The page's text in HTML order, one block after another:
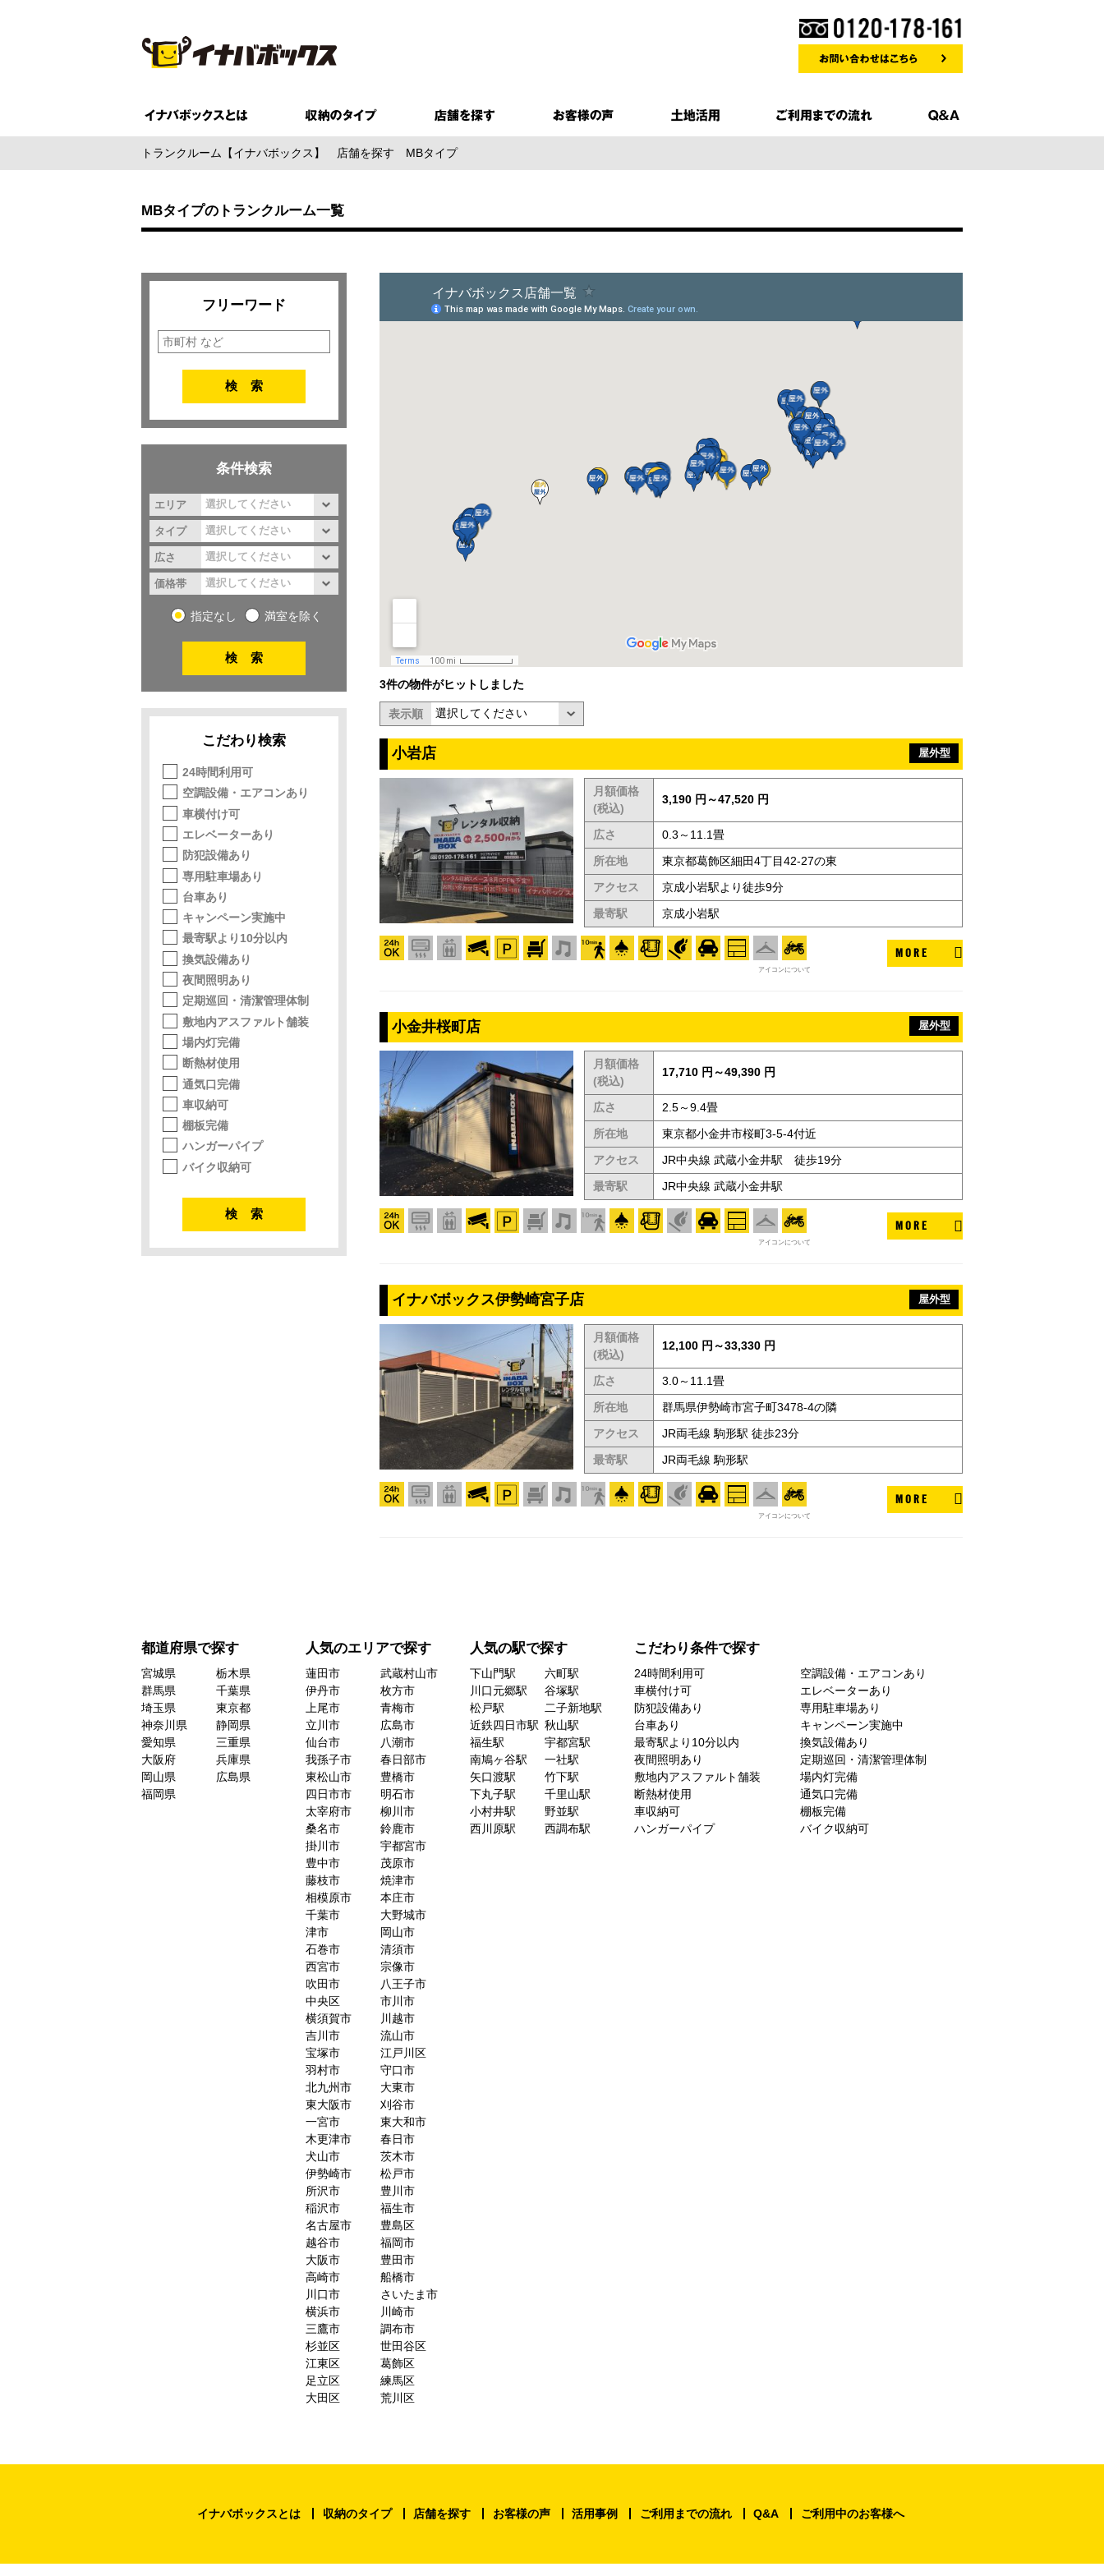
トランクルーム【イナバボックス】 店舗を探す MBタイプ
MBタイプのトランクルーム一覧
3件の物件がヒットしました
表示順
小岩店 屋外型
月額価格
(税込)
3,190 円～47,520 円
広さ
0.3～11.1畳
所在地
東京都葛飾区細田4丁目42-27の東
アクセス
京成小岩駅より徒歩9分
最寄駅
京成小岩駅
アイコンについて
MORE
小金井桜町店 屋外型
月額価格
(税込)
17,710 円～49,390 円
広さ
2.5～9.4畳
所在地
東京都小金井市桜町3-5-4付近
アクセス
JR中央線 武蔵小金井駅 徒歩19分
最寄駅
JR中央線 武蔵小金井駅
アイコンについて
MORE
イナバボックス伊勢崎宮子店 屋外型
月額価格
(税込)
12,100 円～33,330 円
広さ
3.0～11.1畳
所在地
群馬県伊勢崎市宮子町3478-4の隣
アクセス
JR両毛線 駒形駅 徒歩23分
最寄駅
JR両毛線 駒形駅
アイコンについて
MORE
フリーワード
条件検索
エリア
タイプ
広さ
価格帯
指定なし 満室を除く
こだわり検索
24時間利用可
空調設備・エアコンあり
車横付け可
エレベーターあり
防犯設備あり
専用駐車場あり
台車あり
キャンペーン実施中
最寄駅より10分以内
換気設備あり
夜間照明あり
定期巡回・清潔管理体制
敷地内アスファルト舗装
場内灯完備
断熱材使用
通気口完備
車収納可
棚板完備
ハンガーパイプ
バイク収納可
都道府県で探す
宮城県
栃木県
群馬県
千葉県
埼玉県
東京都
神奈川県
静岡県
愛知県
三重県
大阪府
兵庫県
岡山県
広島県
福岡県
人気のエリアで探す
蓮田市
武蔵村山市
伊丹市
枚方市
上尾市
青梅市
立川市
広島市
仙台市
八潮市
我孫子市
春日部市
東松山市
豊橋市
四日市市
明石市
太宰府市
柳川市
桑名市
鈴鹿市
掛川市
宇都宮市
豊中市
茂原市
藤枝市
焼津市
相模原市
本庄市
千葉市
大野城市
津市
岡山市
石巻市
清須市
西宮市
宗像市
吹田市
八王子市
中央区
市川市
横須賀市
川越市
吉川市
流山市
宝塚市
江戸川区
羽村市
守口市
北九州市
大東市
東大阪市
刈谷市
一宮市
東大和市
木更津市
春日市
犬山市
茨木市
伊勢崎市
松戸市
所沢市
豊川市
稲沢市
福生市
名古屋市
豊島区
越谷市
福岡市
大阪市
豊田市
高崎市
船橋市
川口市
さいたま市
横浜市
川崎市
三鷹市
調布市
杉並区
世田谷区
江東区
葛飾区
足立区
練馬区
大田区
荒川区
人気の駅で探す
下山門駅
六町駅
川口元郷駅
谷塚駅
松戸駅
二子新地駅
近鉄四日市駅 秋山駅
福生駅
宇都宮駅
南鳩ヶ谷駅
一社駅
矢口渡駅
竹下駅
下丸子駅
千里山駅
小村井駅
野並駅
西川原駅
西調布駅
こだわり条件で探す
24時間利用可
空調設備・エアコンあり
車横付け可
エレベーターあり
防犯設備あり
専用駐車場あり
台車あり
キャンペーン実施中
最寄駅より10分以内
換気設備あり
夜間照明あり
定期巡回・清潔管理体制
敷地内アスファルト舗装
場内灯完備
断熱材使用
通気口完備
車収納可
棚板完備
ハンガーパイプ
バイク収納可
イナバボックスとは 収納のタイプ 店舗を探す お客様の声 活用事例 ご利用までの流れ Q&A ご利用中のお客様へ